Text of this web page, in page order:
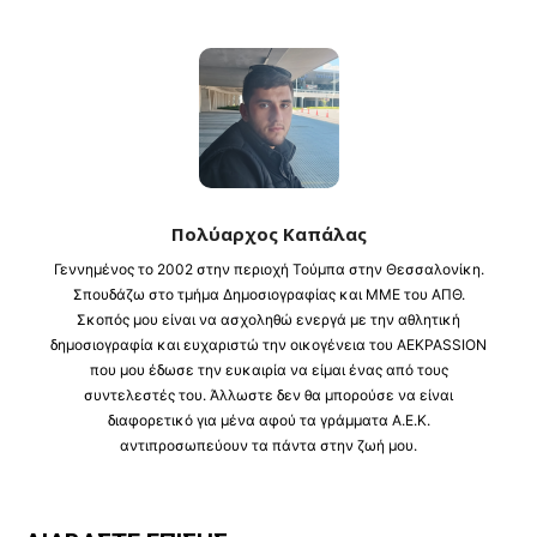
Πολύαρχος Καπάλας
Γεννημένος το 2002 στην περιοχή Τούμπα στην Θεσσαλονίκη.
Σπουδάζω στο τμήμα Δημοσιογραφίας και ΜΜΕ του ΑΠΘ.
Σκοπός μου είναι να ασχοληθώ ενεργά με την αθλητική
δημοσιογραφία και ευχαριστώ την οικογένεια του AEKPASSION
που μου έδωσε την ευκαιρία να είμαι ένας από τους
συντελεστές του. Άλλωστε δεν θα μπορούσε να είναι
διαφορετικό για μένα αφού τα γράμματα Α.Ε.Κ.
αντιπροσωπεύουν τα πάντα στην ζωή μου.